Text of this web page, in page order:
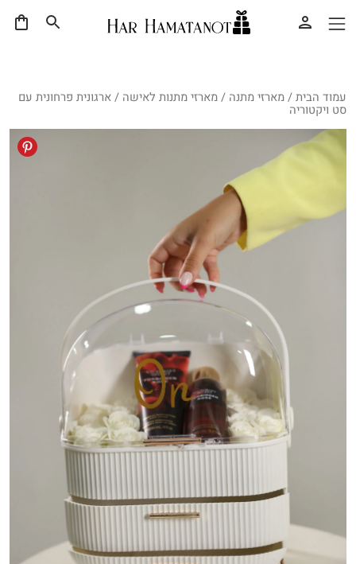
עמוד הבית/מארזי מתנה /מארזי מתנות לאישה / ארגונית פרחונית עם
סט ויקטוריה